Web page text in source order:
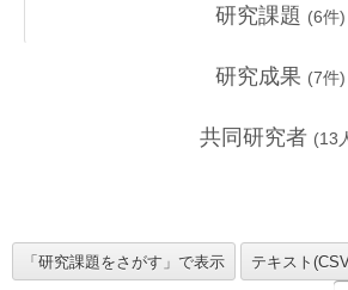
研究課題 (6件)
研究成果 (7件)
共同研究者 (13